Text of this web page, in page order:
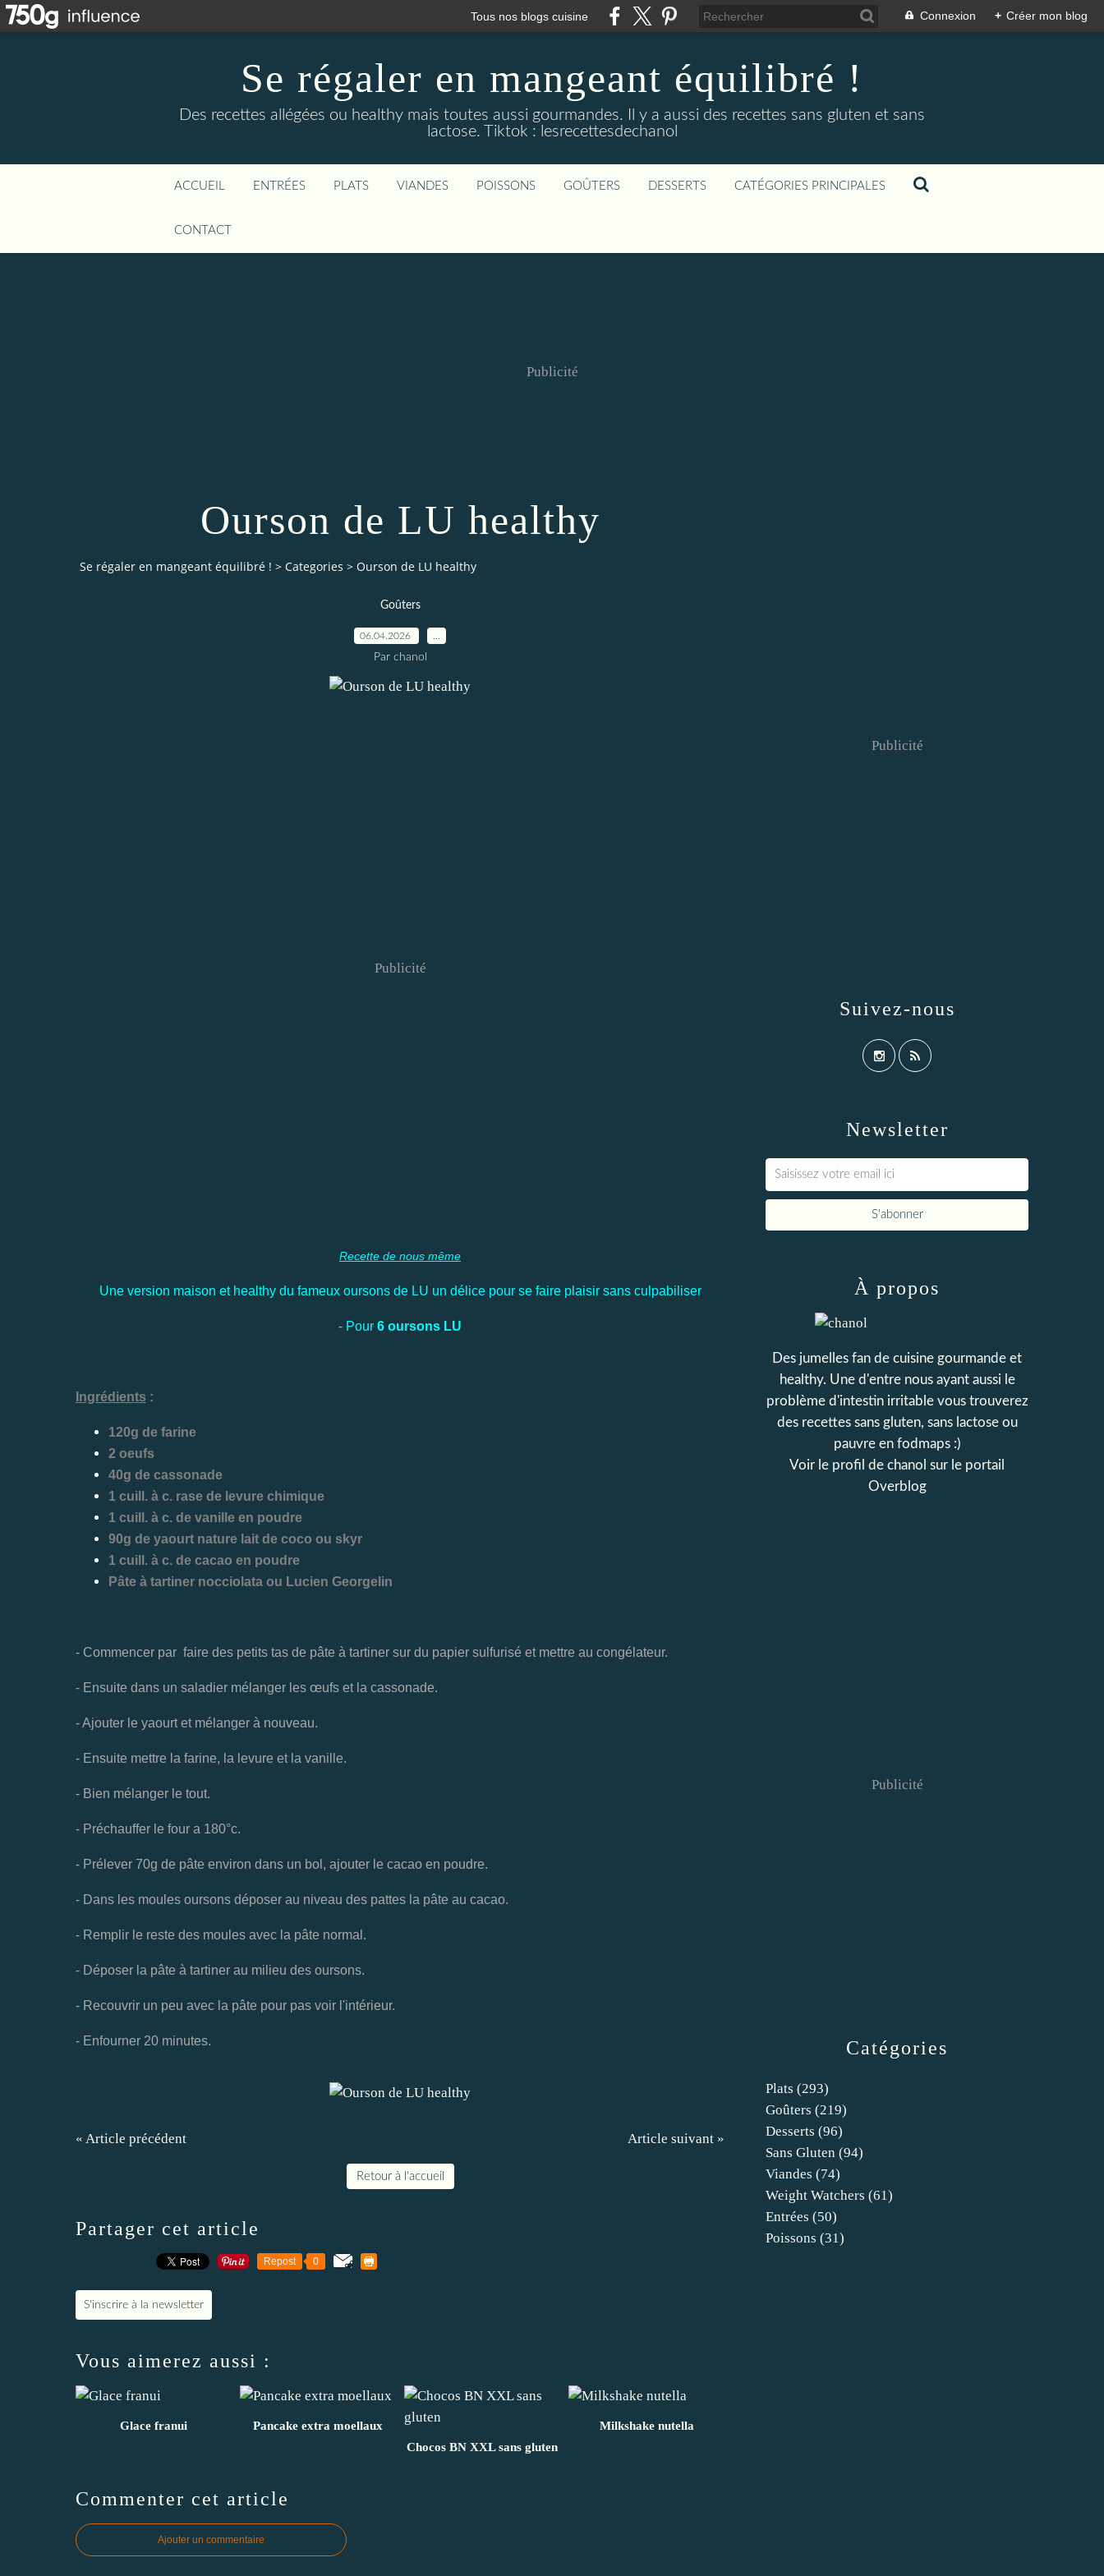
Tous nos blogs cuisine Connexion + Créer mon blog
Se régaler en mangeant équilibré !
Des recettes allégées ou healthy mais toutes aussi gourmandes. Il y a aussi des recettes sans gluten et sans
lactose. Tiktok : lesrecettesdechanol
ACCUEIL ENTRÉES PLATS VIANDES POISSONS GOÛTERS DESSERTS CATÉGORIES PRINCIPALES
CONTACT
Publicité
Ourson de LU healthy
Se régaler en mangeant équilibré ! > Categories > Ourson de LU healthy
Goûters
06.04.2026
Par chanol
Publicité
Recette de nous même
Une version maison et healthy du fameux oursons de LU un délice pour se faire plaisir sans culpabiliser
- Pour 6 oursons LU
Ingrédients :
120g de farine
2 oeufs
40g de cassonade
1 cuill. à c. rase de levure chimique
1 cuill. à c. de vanille en poudre
90g de yaourt nature lait de coco ou skyr
1 cuill. à c. de cacao en poudre
Pâte à tartiner nocciolata ou Lucien Georgelin
- Commencer par faire des petits tas de pâte à tartiner sur du papier sulfurisé et mettre au congélateur.
- Ensuite dans un saladier mélanger les œufs et la cassonade.
- Ajouter le yaourt et mélanger à nouveau.
- Ensuite mettre la farine, la levure et la vanille.
- Bien mélanger le tout.
- Préchauffer le four a 180°c.
- Prélever 70g de pâte environ dans un bol, ajouter le cacao en poudre.
- Dans les moules oursons déposer au niveau des pattes la pâte au cacao.
- Remplir le reste des moules avec la pâte normal.
- Déposer la pâte à tartiner au milieu des oursons.
- Recouvrir un peu avec la pâte pour pas voir l'intérieur.
- Enfourner 20 minutes.
« Article précédent Article suivant »
Retour à l'accueil
Partager cet article
Repost 0
S'inscrire à la newsletter
Vous aimerez aussi :
Glace franui
Pancake extra moellaux
Chocos BN XXL sans gluten
Milkshake nutella
Commenter cet article
Ajouter un commentaire
Newsletter
Publicité
Catégories
Plats (293)
Goûters (219)
Desserts (96)
Sans Gluten (94)
Viandes (74)
Weight Watchers (61)
Entrées (50)
Poissons (31)
Suivez-nous
À propos
Des jumelles fan de cuisine gourmande et
healthy. Une d'entre nous ayant aussi le
problème d'intestin irritable vous trouverez
des recettes sans gluten, sans lactose ou
pauvre en fodmaps :)
Voir le profil de chanol sur le portail
Overblog
Publicité